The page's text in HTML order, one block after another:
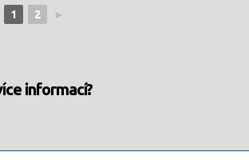
1 2 ►
informací?